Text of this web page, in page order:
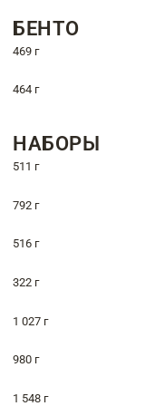
БЕНТО
469 г
464 г
НАБОРЫ
511 г
792 г
516 г
322 г
1 027 г
980 г
1 548 г